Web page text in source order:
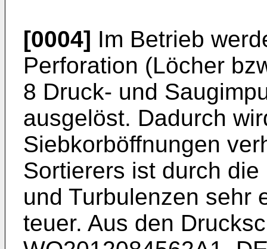
[0004] Im Betrieb
Perforation (Löcher
8 Druck- und
ausgelöst. Dadurch
Siebkorböffnungen
Sortierers ist durch
und Turbulenzen sehr
teuer. Aus den